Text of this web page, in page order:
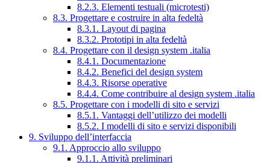
8.2.3. Elementi testuali (microtesti)
8.3. Progettare e costruire in alta fedeltà
8.3.1. Layout di pagina
8.3.2. Prototipi in alta fedeltà
8.4. Progettare con il design system .italia
8.4.1. Documentazione
8.4.2. Benefici del design system
8.4.3. Risorse operative
8.4.4. Come contribuire al design system .italia
8.5. Progettare con i modelli di sito e servizi
8.5.1. Vantaggi dell’utilizzo dei modelli
8.5.2. I modelli di sito e servizi disponibili
9. Sviluppo dell’interfaccia
9.1. Approccio allo sviluppo
9.1.1. Attività preliminari